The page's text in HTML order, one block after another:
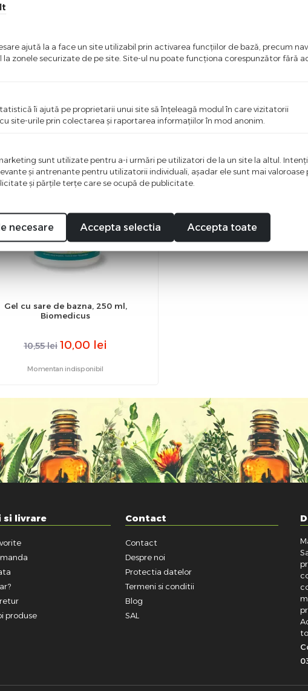
14,90 lei 14,00 lei
Gel cu sare de bazna, 250 ml,
Biomedicus
10,55 lei 10,00 lei
Momentan indisponibil
si livrare
produse
Contact
Contact
Despre noi
Protectia datelor
Termeni si conditii
Blog
SAL
ajută la a face un site utilizabil prin activarea funcţiilor de bază, precum
la zonele securizate de pe site. Site-ul nu poate funcţiona corespunzător fără
îi ajută pe proprietarii unui site să înţeleagă modul în care vizitatorii
site-urile prin colectarea şi raportarea informaţiilor în mod anonim.
sunt utilizate pentru a-i urmări pe utilizatori de la un site la altul.
şi antrenante pentru utilizatorii individuali, aşadar ele sunt mai valoroase
şi părţile terţe care se ocupă de publicitate.
necesare Accepta selectia Accepta toate